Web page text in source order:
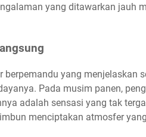
yang ditawarkan jauh
yang menjelaskan
Pada musim panen,
adalah sensasi yang tak
menciptakan atmosfer